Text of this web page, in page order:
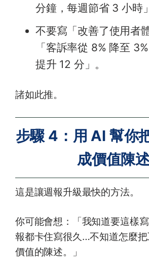
分鐘，每週節省 3 小時
不要寫「改善了使用者
「客訴率從 8% 降至
提升 12 分」。
諸如此推。
步驟 4：用 AI 幫你
成價值陳述
這是讓週報升級最快的方法。
你可能會想：「我知道要這樣
報都卡住寫很久…不知道怎麼
價值的陳述。」